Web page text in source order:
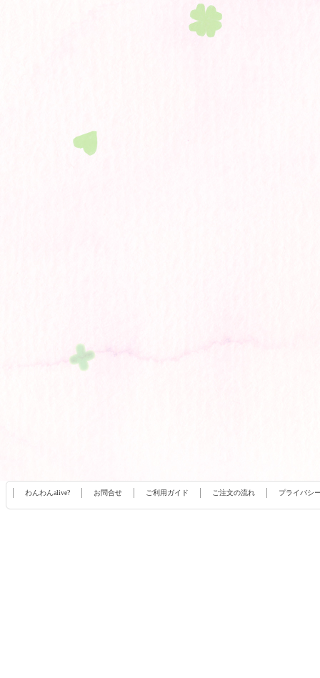
わんわんalive? お問合せ ご利用ガイド ご注文の流れ プライバシ